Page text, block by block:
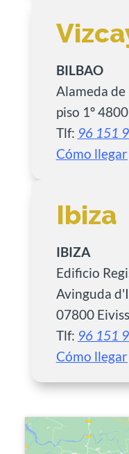
BILBAO
Alameda de
piso 1º
Tlf: 96 151
Cómo llegar
Ibiza
IBIZA
Edificio
Avinguda
07800
Tlf: 96 151
Cómo llegar